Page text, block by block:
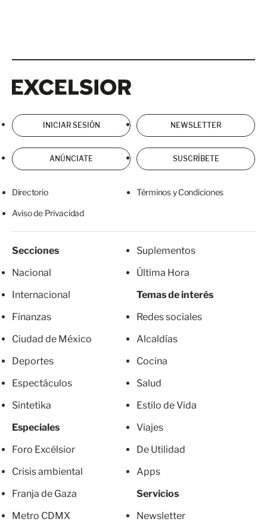
INICIAR SESIÓN NEWSLETTER
ANÚNCIATE SUSCRÍBETE
Directorio Términos y Condiciones
Aviso de Privacidad
Secciones
Nacional
Internacional
Finanzas
Ciudad de México
Deportes
Espectáculos
Sintetika
Especiales
Foro Excélsior
Crisis ambiental
Franja de Gaza
Metro CDMX
Suplementos
Última Hora
Temas de interés
Redes sociales
Alcaldías
Cocina
Salud
Estilo de Vida
Viajes
De Utilidad
Apps
Servicios
Newsletter